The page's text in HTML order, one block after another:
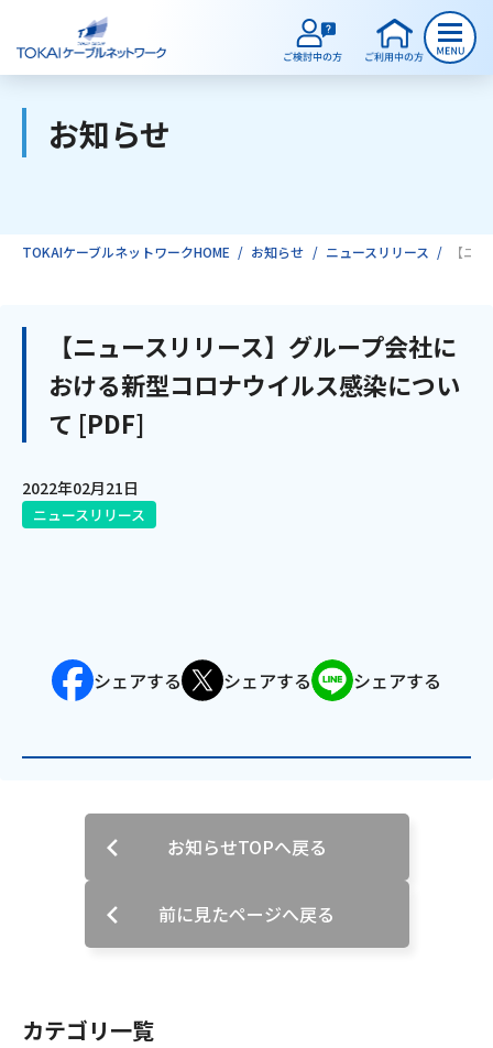
ご検討中のお客様
インターネット
おトクな情報 料金案内
対応エリア よくあるご質問
お知らせ
TOKAIケーブルネットワークHOME お知らせ ニュースリリース 【ニ
カテゴリ一覧
【ニュースリリース】グループ会社に
おける新型コロナウイルス感染につい
て [PDF]
2022年02月21日
ニュースリリース
シェアする シェアする シェアする
お知らせTOPへ戻る
前に見たページへ戻る